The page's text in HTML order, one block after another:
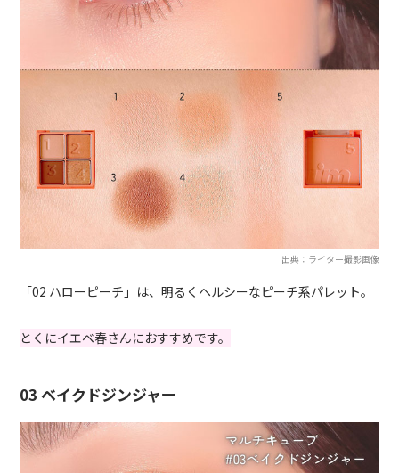
出典：ライター撮影画像
「02 ハローピーチ」は、明るくヘルシーなピーチ系パレット。
とくにイエベ春さんにおすすめです。
03 ベイクドジンジャー